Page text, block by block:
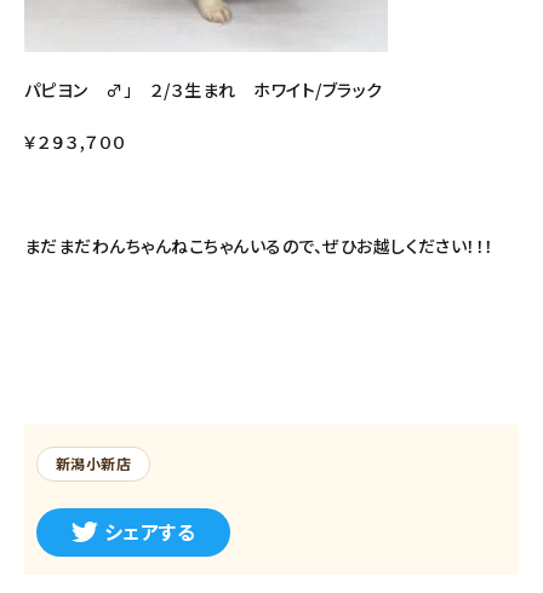
パピヨン ♂」 ２/３生まれ ホワイト/ブラック
￥２９３,７００
まだまだわんちゃんねこちゃんいるので、ぜひお越しください！！！
新潟小新店
シェアする